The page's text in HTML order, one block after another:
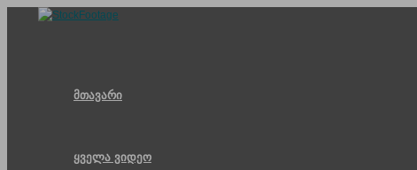
მთავარი
ყველა ვიდეო